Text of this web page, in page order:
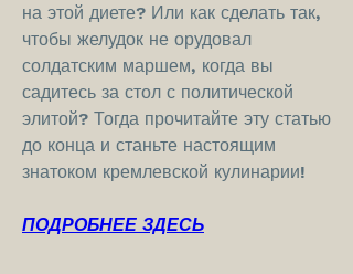
на этой диете? Или как сделать так,
чтобы желудок не орудовал
солдатским маршем, когда вы
садитесь за стол с политической
элитой? Тогда прочитайте эту статью
до конца и станьте настоящим
знатоком кремлевской кулинарии!
ПОДРОБНЕЕ ЗДЕСЬ